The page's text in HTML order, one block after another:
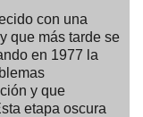
con una
que más tarde se
en 1977 la
y que
etapa oscura